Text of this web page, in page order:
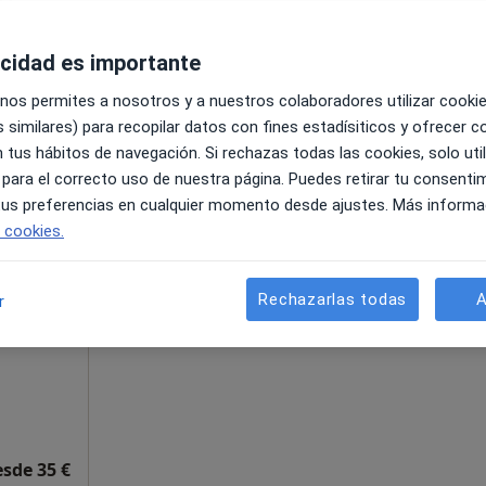
60 €
35 €
Mostrar perfil
es importante
permites a nosotros y a nuestros colaboradores utilizar
similares) para recopilar datos con fines estadísiticos y ofrecer
tus hábitos de navegación. Si rechazas todas las cookies, solo
el correcto uso de nuestra página. Puedes retirar tu
preferencias en cualquier momento desde ajustes. Más
Rechazarlas todas